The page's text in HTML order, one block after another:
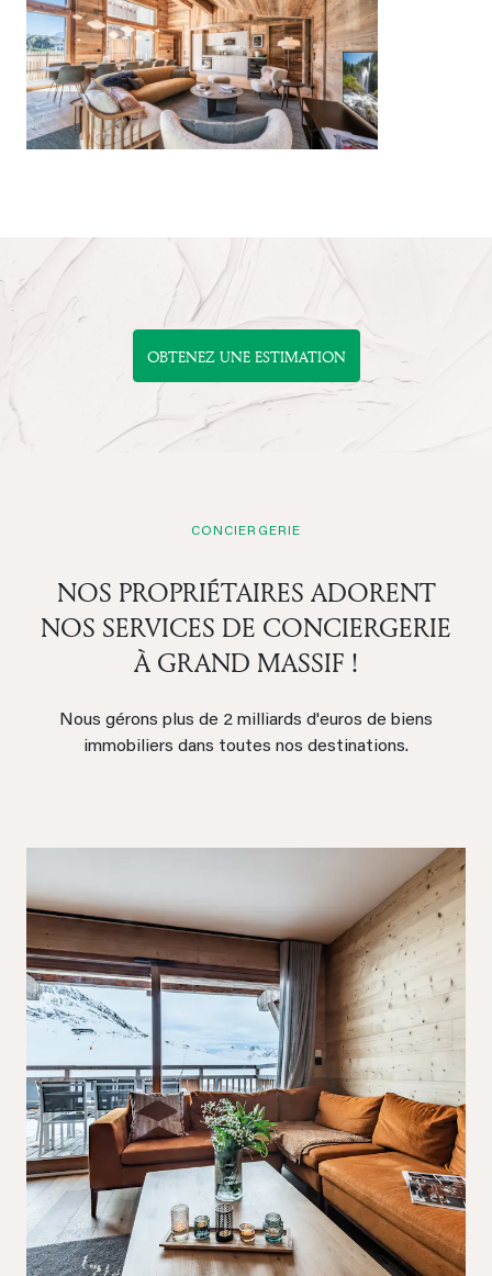
OBTENEZ UNE ESTIMATION
CONCIERGERIE
NOS PROPRIÉTAIRES ADORENT
NOS SERVICES DE CONCIERGERIE
À GRAND MASSIF !
Nous gérons plus de 2 milliards d'euros de biens
immobiliers dans toutes nos destinations.